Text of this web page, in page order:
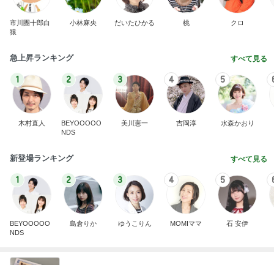
市川團十郎白
猿
小林麻央 だいたひかる 桃 クロ
急上昇ランキング すべて見る
1
木村直人
2
BEYOOOOO
NDS
3
美川憲一
4
吉岡淳
5
水森かおり
新登場ランキング すべて見る
1
BEYOOOOO
NDS
2
島倉りか
3
ゆうこりん
4
MOMIママ
5
石 安伊